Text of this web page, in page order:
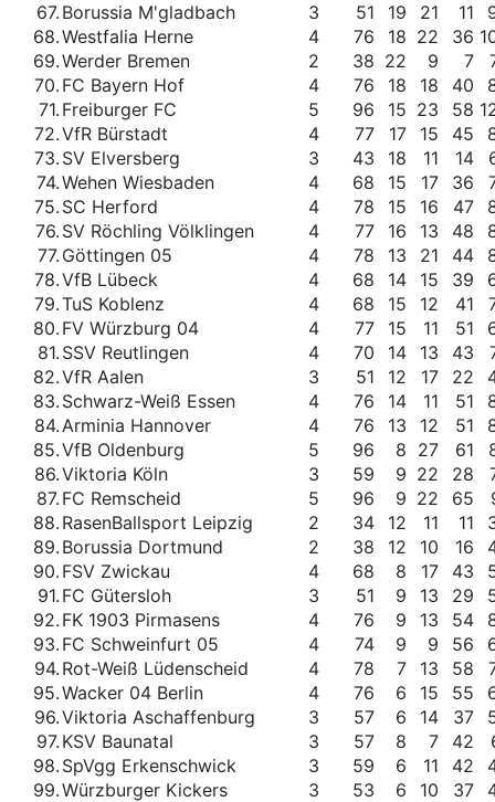
67. Borussia M'gladbach 3 51 19 21 11
68.Westfalia Herne 4 76 18 22 36
69.Werder Bremen 2 38 22 9 7
70. FC Bayern Hof 4 76 18 18 40
71. Freiburger FC 5 96 15 23 58
72.VfR Bürstadt 4 77 17 15 45
73. SV Elversberg 3 43 18 11 14
74.Wehen Wiesbaden 4 68 15 17 36
75. SC Herford 4 78 15 16 47
76. SV Röchling Völklingen 4 77 16 13 48
77. Göttingen 05 4 78 13 21 44
78.VfB Lübeck 4 68 14 15 39
79.TuS Koblenz 4 68 15 12 41
80. FV Würzburg 04 4 77 15 11 51
81. SSV Reutlingen 4 70 14 13 43
82.VfR Aalen 3 51 12 17 22
83. Schwarz-Weiß Essen 4 76 14 11 51
84.Arminia Hannover 4 76 13 12 51
85.VfB Oldenburg 5 96 8 27 61
86.Viktoria Köln 3 59 9 22 28
87. FC Remscheid 5 96 9 22 65
88. RasenBallsport Leipzig 2 34 12 11 11
89. Borussia Dortmund 2 38 12 10 16
90. FSV Zwickau 4 68 8 17 43
91. FC Gütersloh 3 51 9 13 29
92. FK 1903 Pirmasens 4 76 9 13 54
93. FC Schweinfurt 05 4 74 9 9 56
94. Rot-Weiß Lüdenscheid 4 78 7 13 58
95.Wacker 04 Berlin 4 76 6 15 55
96.Viktoria Aschaffenburg 3 57 6 14 37
97. KSV Baunatal 3 57 8 7 42
98. SpVgg Erkenschwick 3 59 6 11 42
99.Würzburger Kickers 3 53 6 10 37